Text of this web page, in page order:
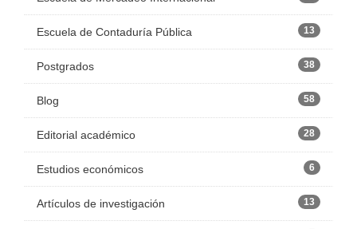
Escuela de Contaduría Pública 13
Postgrados 38
Blog 58
Editorial académico 28
Estudios económicos 6
Artículos de investigación 13